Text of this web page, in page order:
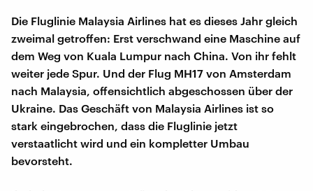
Die Fluglinie Malaysia Airlines hat es dieses Jahr gleich
zweimal getroffen: Erst verschwand eine Maschine auf
dem Weg von Kuala Lumpur nach China. Von ihr fehlt
weiter jede Spur. Und der Flug MH17 von Amsterdam
nach Malaysia, offensichtlich abgeschossen über der
Ukraine. Das Geschäft von Malaysia Airlines ist so
stark eingebrochen, dass die Fluglinie jetzt
verstaatlicht wird und ein kompletter Umbau
bevorsteht.